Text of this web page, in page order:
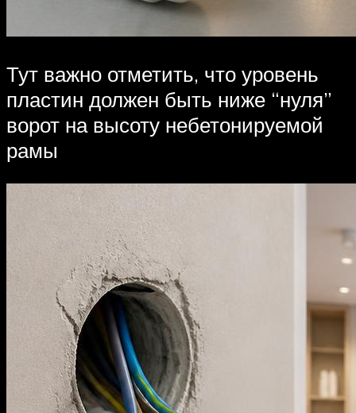
Тут важно отметить, что уровень
пластин должен быть ниже “нуля”
ворот на высоту небетонируемой
рамы